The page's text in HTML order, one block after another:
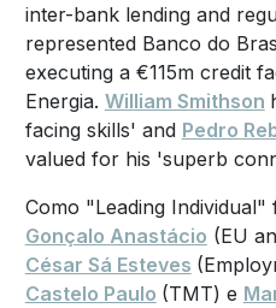
inter-bank lending and
represented Banco do
executing a €115m credit
Energia. William Smithson
facing skills' and Pedro
valued for his 'superb
Como "Leading Individual"
Gonçalo Anastácio (EU
César Sá Esteves
Castelo Paulo (TMT) e